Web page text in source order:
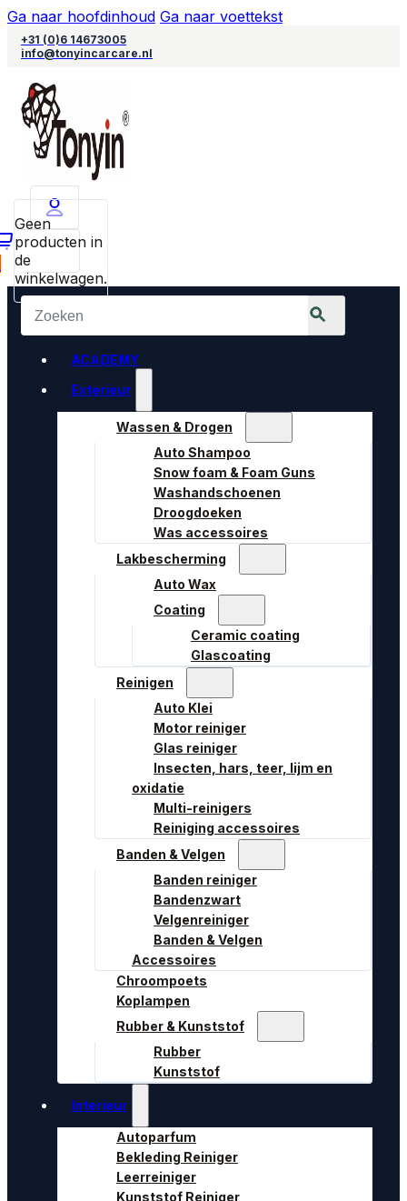
Ga naar hoofdinhoud Ga naar voettekst
+31 (0)6 14673005
info@tonyincarcare.nl
Geen
producten in
de
winkelwagen.
ACADEMY
Exterieur
Wassen & Drogen
Auto Shampoo
Snow foam & Foam Guns
Washandschoenen
Droogdoeken
Was accessoires
Lakbescherming
Auto Wax
Coating
Ceramic coating
Glascoating
Reinigen
Auto Klei
Motor reiniger
Glas reiniger
Insecten, hars, teer, lijm en
oxidatie
Multi-reinigers
Reiniging accessoires
Banden & Velgen
Banden reiniger
Bandenzwart
Velgenreiniger
Banden & Velgen
Accessoires
Chroompoets
Koplampen
Rubber & Kunststof
Rubber
Kunststof
Interieur
Autoparfum
Bekleding Reiniger
Leerreiniger
Kunststof Reiniger